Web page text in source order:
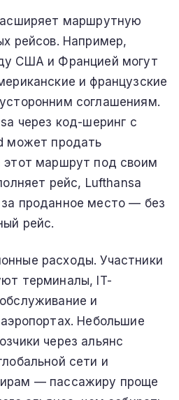
маршрутную
рейсов. Например,
США и Францией могут
и французские
соглашениям.
через код-шеринг с
может продать
этот маршрут под своим
рейс, Lufthansa
проданное место — без
рейс.
расходы. Участники
терминалы, IT-
и
Небольшие
через альянс
сети и
— пассажиру проще